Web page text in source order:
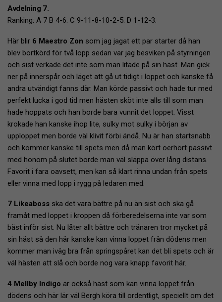
Avdelning 7.
Ranking: A 7 B 4-6. C 9-11-8-10-2-5. D 1-12-3.
Här blir 6 Maestro Zon som jag jagat ett par starter då han
blev bortkörd för två lopp sedan var jag besviken på styrningen
och sist verkade det inte som man litade på sin häst. Man gick
ner på innerspår och läget att gå ut tidigt i loppet och kanske få
andra utvändigt fanns där. Man körde passivt och hade tur med
perfekt lucka i god tid men hästen sköt inte alls till som man
hade hoppats och han borde bara vunnit det loppet. Visst
krokade han kanske ihop lite, sulky mot sulky i början av
upploppet men borde väl klivit förbi ändå. Nu är han startsnabb
och kommer kanske till spets men då man kört oerhört passivt
med honom på slutet borde man väl släppa över lång distans.
Favorit i fara oavsett, men kan så klart rinna undan från spets
eller vinna med lopp i rygg på ledaren med.
7 Likeaboss ska det vara bättre på nu än sist och ska gå
framåt med loppet i kroppen då förberedelserna inte var som
bäst inför sist. Nu låter allt bättre och tränaren tror mycket på
sin häst så den här kanske kan vinna loppet från dödens men
kommer man iväg bra från springspåret kan det bli spets och är
väl hästen att slå och borde nog vara knapp favorit här.
4 Mellby Indigo är också häst som kan vinna loppet från
dödens och här lär väl Bergh köra till ordentligt, speciellt om det